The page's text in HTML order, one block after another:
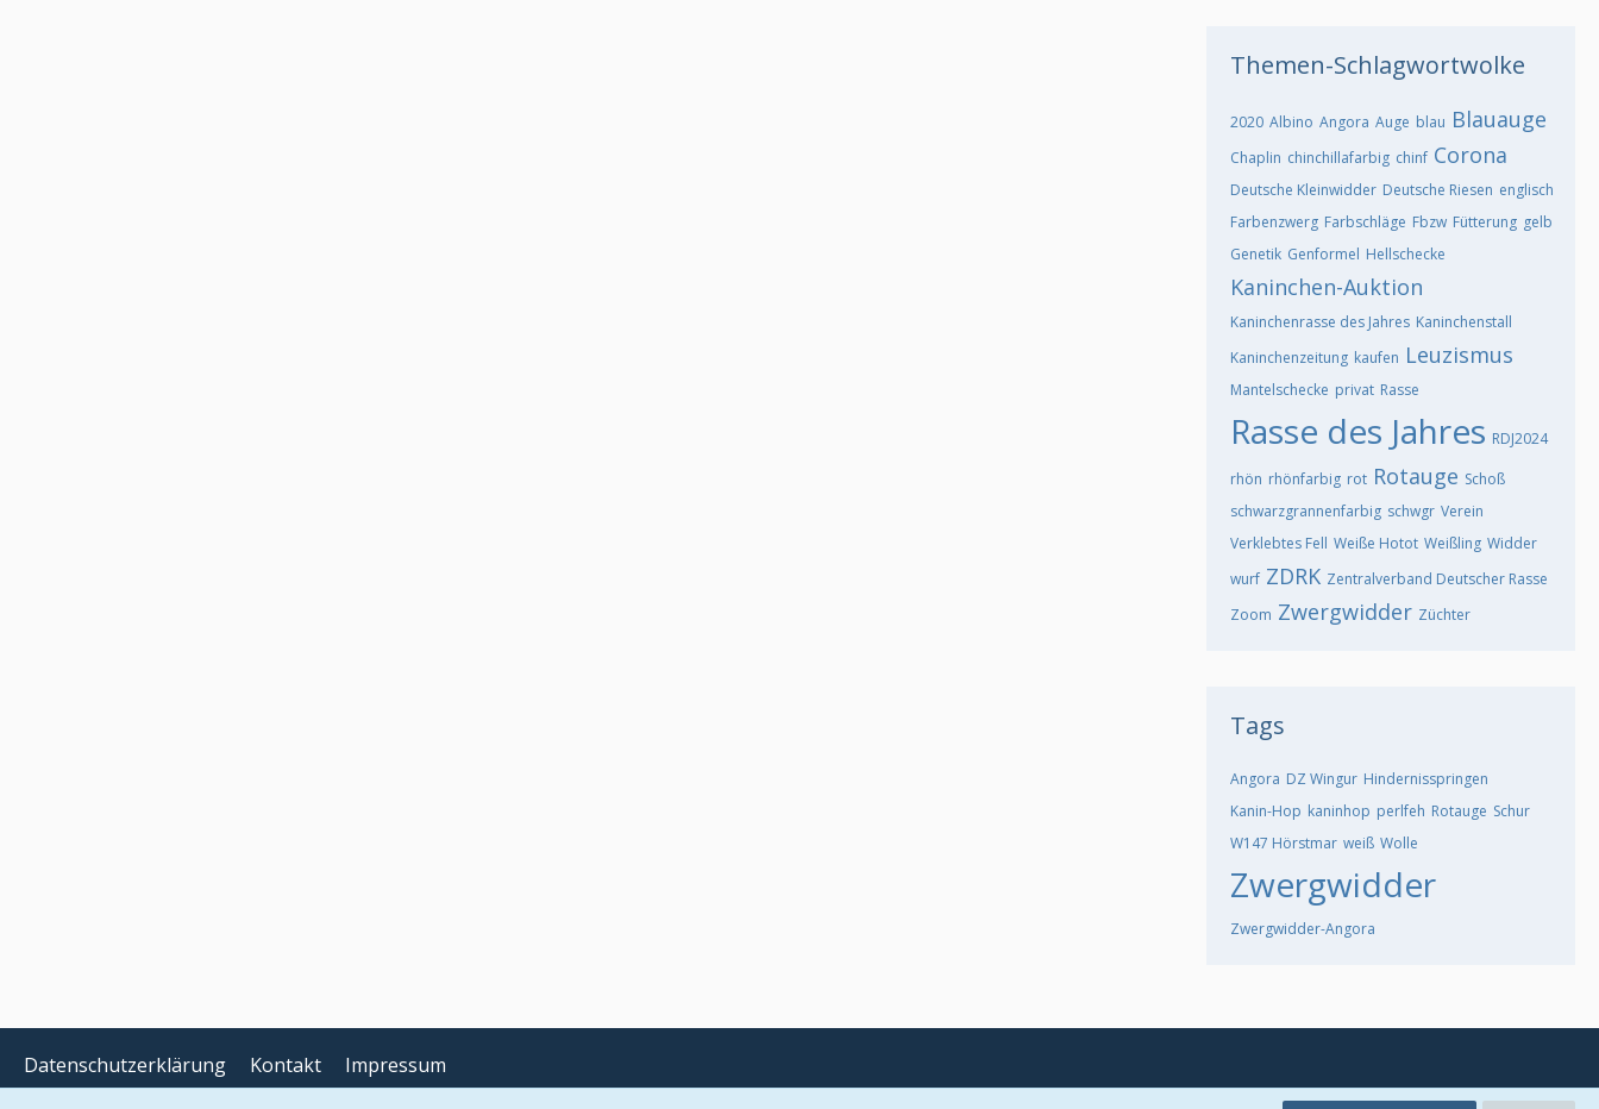
Themen-Schlagwortwolke
2020 Albino Angora Auge blau Blauauge
Chaplin chinchillafarbig chinf Corona
Deutsche Kleinwidder Deutsche Riesen englisch
Farbenzwerg Farbschläge Fbzw Fütterung gelb
Genetik Genformel Hellschecke
Kaninchen-Auktion
Kaninchenrasse des Jahres Kaninchenstall
Kaninchenzeitung kaufen Leuzismus
Mantelschecke privat Rasse
Rasse des Jahres RDJ2024
rhön rhönfarbig rot Rotauge Schoß
schwarzgrannenfarbig schwgr Verein
Verklebtes Fell Weiße Hotot Weißling Widder
wurf ZDRK Zentralverband Deutscher Rasse
Zoom Zwergwidder Züchter
Tags
Angora DZ Wingur Hindernisspringen
Kanin-Hop kaninhop perlfeh Rotauge Schur
W147 Hörstmar weiß Wolle
Zwergwidder
Zwergwidder-Angora
Datenschutzerklärung Kontakt Impressum